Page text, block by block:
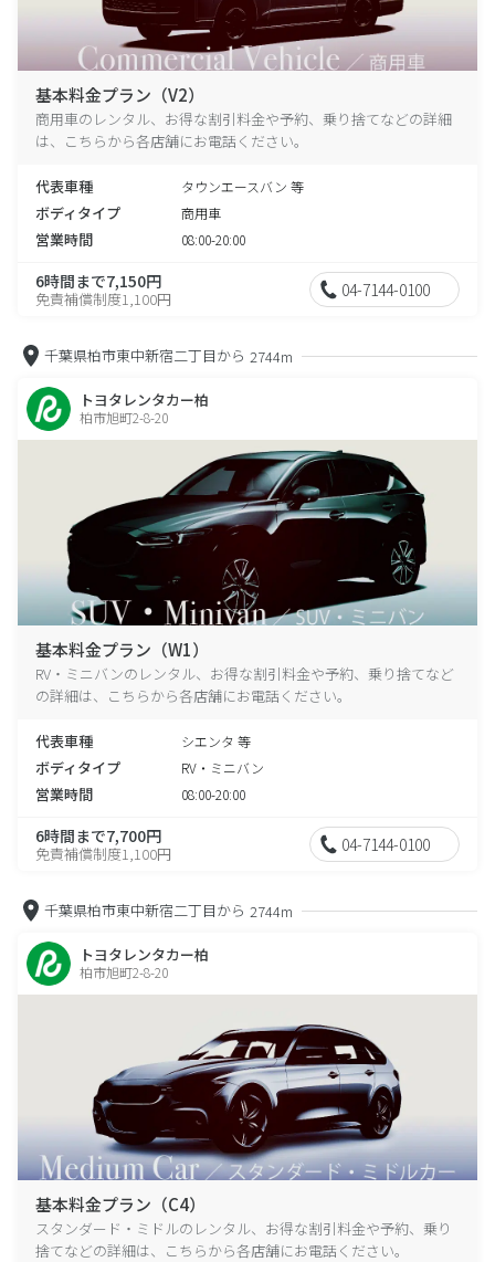
基本料金プラン（V2）
商用車のレンタル、お得な割引料金や予約、乗り捨てなどの詳細
は、こちらから各店舗にお電話ください。
代表車種 タウンエースバン 等
ボディタイプ 商用車
営業時間 08:00-20:00
6時間まで7,150円
免責補償制度1,100円 04-7144-0100
千葉県柏市東中新宿二丁目から 2744m
トヨタレンタカー柏
柏市旭町2-8-20
基本料金プラン（W1）
RV・ミニバンのレンタル、お得な割引料金や予約、乗り捨てなど
の詳細は、こちらから各店舗にお電話ください。
代表車種 シエンタ 等
ボディタイプ RV・ミニバン
営業時間 08:00-20:00
6時間まで7,700円
免責補償制度1,100円 04-7144-0100
千葉県柏市東中新宿二丁目から 2744m
トヨタレンタカー柏
柏市旭町2-8-20
基本料金プラン（C4）
スタンダード・ミドルのレンタル、お得な割引料金や予約、乗り
捨てなどの詳細は、こちらから各店舗にお電話ください。